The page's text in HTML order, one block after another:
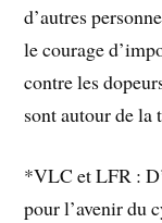
d’autres
le courage
contre les
sont autour de la
*VLC et LFR :
pour l’avenir du